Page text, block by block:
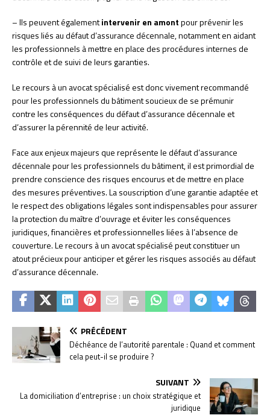
– Ils peuvent égalementintervenir en amontpour prévenir les
risques liés au défaut d’assurance décennale, notamment en aidant
les professionnels à mettre en place des procédures internes de
contrôle et de suivi de leurs garanties.
Le recours à un avocat spécialisé est donc vivement recommandé
pour les professionnels du bâtiment soucieux de se prémunir
contre les conséquences du défaut d’assurance décennale et
d’assurer la pérennité de leur activité.
Face aux enjeux majeurs que représente le défaut d’assurance
décennale pour les professionnels du bâtiment, il est primordial de
prendre conscience des risques encourus et de mettre en place
des mesures préventives. La souscription d’une garantie adaptée et
le respect des obligations légales sont indispensables pour assurer
la protection du maître d’ouvrage et éviter les conséquences
juridiques, financières et professionnelles liées à l’absence de
couverture. Le recours à un avocat spécialisé peut constituer un
atout précieux pour anticiper et gérer les risques associés au défaut
d’assurance décennale.
PRÉCÉDENT
Déchéance de l’autorité parentale : Quand et comment
cela peut-il se produire ?
SUIVANT
La domiciliation d’entreprise : un choix stratégique et
juridique